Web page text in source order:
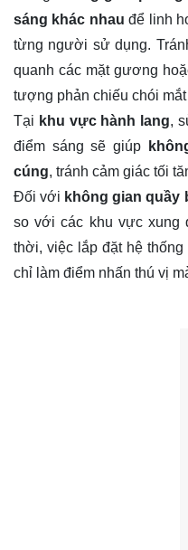
sáng khác nhau để linh
từng người sử dụng.
quanh các mặt gương
tượng phản chiếu chói
Tại khu vực hành lang,
điểm sáng sẽ giúp
cúng, tránh cảm giác tối
Đối với không gian quầy
so với các khu vực xung
thời, việc lắp đặt hệ
chỉ làm điểm nhấn thú vị
Khu vực hát
nhiều loại